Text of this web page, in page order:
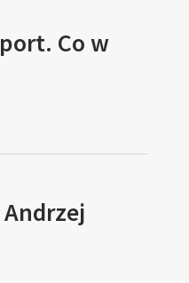
Co w